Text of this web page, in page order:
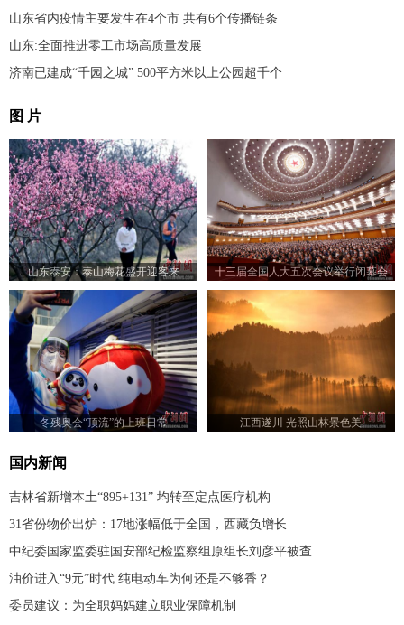
山东省内疫情主要发生在4个市 共有6个传播链条
山东:全面推进零工市场高质量发展
济南已建成“千园之城” 500平方米以上公园超千个
图 片
山东泰安：泰山梅花盛开迎客来 十三届全国人大五次会议举行闭幕会
冬残奥会“顶流”的上班日常 江西遂川 光照山林景色美
国内新闻
吉林省新增本土“895+131” 均转至定点医疗机构
31省份物价出炉：17地涨幅低于全国，西藏负增长
中纪委国家监委驻国安部纪检监察组原组长刘彦平被查
油价进入“9元”时代 纯电动车为何还是不够香？
委员建议：为全职妈妈建立职业保障机制